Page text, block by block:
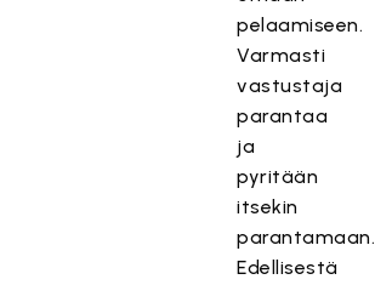
pelaamiseen.
Varmasti
vastustaja
parantaa
ja
pyritään
itsekin
parantamaan.
Edellisestä